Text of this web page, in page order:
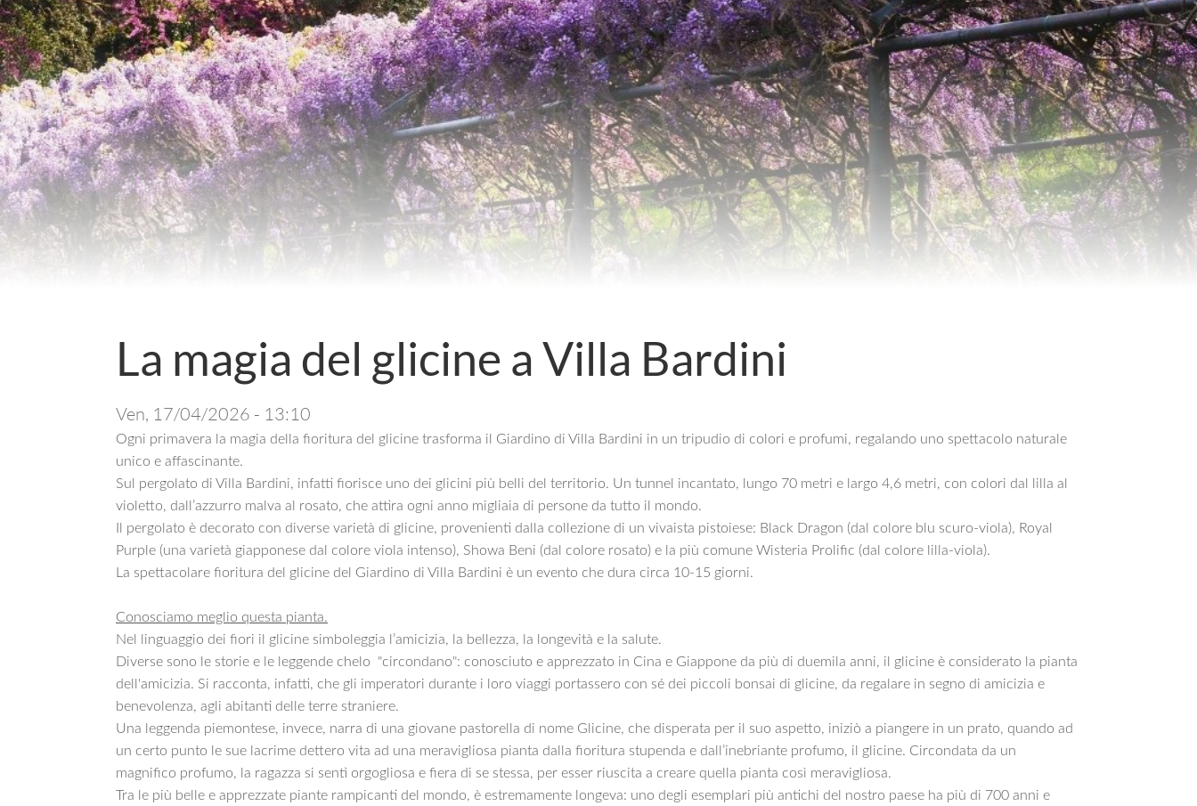
La magia del glicine a Villa Bardini
Ven, 17/04/2026 - 13:10
Ogni primavera la magia della fioritura del glicine trasforma il Giardino di Villa Bardini in un tripudio di colori e profumi, regalando uno spettacolo naturale
unico e affascinante.
Sul pergolato di Villa Bardini, infatti fiorisce uno dei glicini più belli del territorio. Un tunnel incantato, lungo 70 metri e largo 4,6 metri, con colori dal lilla al
violetto, dall’azzurro malva al rosato, che attira ogni anno migliaia di persone da tutto il mondo.
Il pergolato è decorato con diverse varietà di glicine, provenienti dalla collezione di un vivaista pistoiese: Black Dragon (dal colore blu scuro-viola), Royal
Purple (una varietà giapponese dal colore viola intenso), Showa Beni (dal colore rosato) e la più comune Wisteria Prolific (dal colore lilla-viola).
La spettacolare fioritura del glicine del Giardino di Villa Bardini è un evento che dura circa 10-15 giorni.
Conosciamo meglio questa pianta.
Nel linguaggio dei fiori il glicine simboleggia l’amicizia, la bellezza, la longevità e la salute.
Diverse sono le storie e le leggende chelo "circondano": conosciuto e apprezzato in Cina e Giappone da più di duemila anni, il glicine è considerato la pianta
dell'amicizia. Si racconta, infatti, che gli imperatori durante i loro viaggi portassero con sé dei piccoli bonsai di glicine, da regalare in segno di amicizia e
benevolenza, agli abitanti delle terre straniere.
Una leggenda piemontese, invece, narra di una giovane pastorella di nome Glicine, che disperata per il suo aspetto, iniziò a piangere in un prato, quando ad
un certo punto le sue lacrime dettero vita ad una meravigliosa pianta dalla fioritura stupenda e dall’inebriante profumo, il glicine. Circondata da un
magnifico profumo, la ragazza si sentì orgogliosa e fiera di se stessa, per esser riuscita a creare quella pianta così meravigliosa.
Tra le più belle e apprezzate piante rampicanti del mondo, è estremamente longeva: uno degli esemplari più antichi del nostro paese ha più di 700 anni e